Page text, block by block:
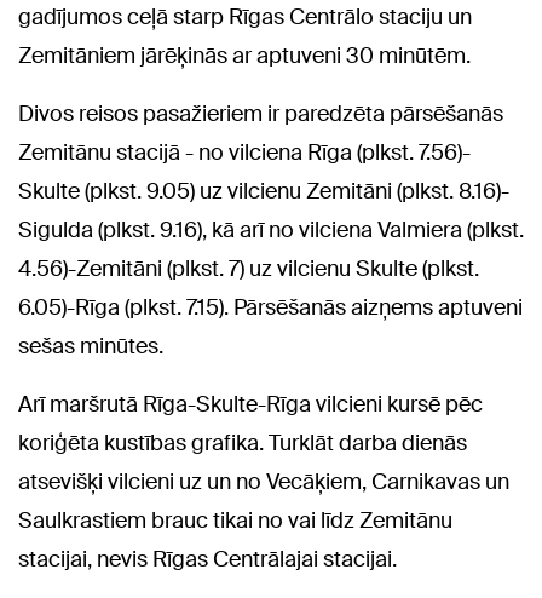
gadījumos ceļā starp Rīgas Centrālo staciju un
Zemitāniem jārēķinās ar aptuveni 30 minūtēm.
Divos reisos pasažieriem ir paredzēta pārsēšanās
Zemitānu stacijā - no vilciena Rīga (plkst. 7.56)-
Skulte (plkst. 9.05) uz vilcienu Zemitāni (plkst. 8.16)-
Sigulda (plkst. 9.16), kā arī no vilciena Valmiera (plkst.
4.56)-Zemitāni (plkst. 7) uz vilcienu Skulte (plkst.
6.05)-Rīga (plkst. 7.15). Pārsēšanās aizņems aptuveni
sešas minūtes.
Arī maršrutā Rīga-Skulte-Rīga vilcieni kursē pēc
koriģēta kustības grafika. Turklāt darba dienās
atsevišķi vilcieni uz un no Vecāķiem, Carnikavas un
Saulkrastiem brauc tikai no vai līdz Zemitānu
stacijai, nevis Rīgas Centrālajai stacijai.